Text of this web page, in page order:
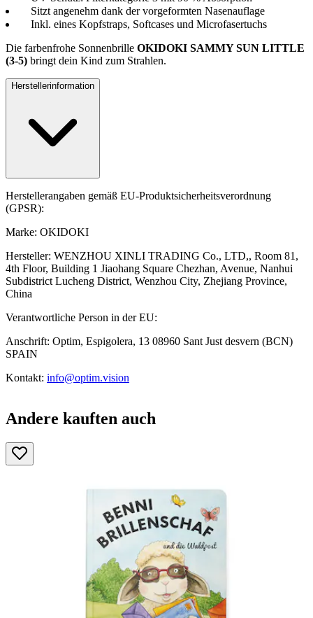
Sitzt angenehm dank der vorgeformten Nasenauflage
Inkl. eines Kopfstraps, Softcases und Microfasertuchs
Die farbenfrohe Sonnenbrille OKIDOKI SAMMY SUN LITTLE
(3-5) bringt dein Kind zum Strahlen.
Herstellerinformation
Herstellerangaben gemäß EU-Produktsicherheitsverordnung
(GPSR):
Marke: OKIDOKI
Hersteller: WENZHOU XINLI TRADING Co., LTD,, Room 81,
4th Floor, Building 1 Jiaohang Square Chezhan, Avenue, Nanhui
Subdistrict Lucheng District, Wenzhou City, Zhejiang Province,
China
Verantwortliche Person in der EU:
Anschrift: Optim, Espigolera, 13 08960 Sant Just desvern (BCN)
SPAIN
Kontakt: info@optim.vision
Andere kauften auch